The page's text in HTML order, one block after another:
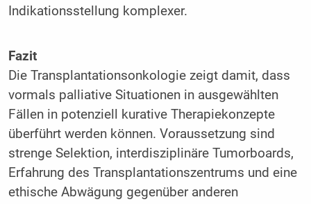
Indikationsstellung komplexer.
Fazit
Die Transplantationsonkologie zeigt damit, dass
vormals palliative Situationen in ausgewählten
Fällen in potenziell kurative Therapiekonzepte
überführt werden können. Voraussetzung sind
strenge Selektion, interdisziplinäre Tumorboards,
Erfahrung des Transplantationszentrums und eine
ethische Abwägung gegenüber anderen